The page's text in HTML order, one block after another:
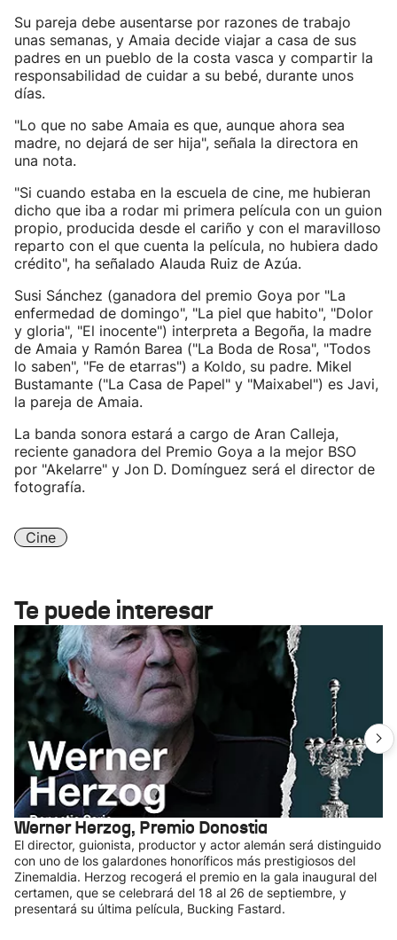
Su pareja debe ausentarse por razones de trabajo
unas semanas, y Amaia decide viajar a casa de sus
padres en un pueblo de la costa vasca y compartir la
responsabilidad de cuidar a su bebé, durante unos
días.
"Lo que no sabe Amaia es que, aunque ahora sea
madre, no dejará de ser hija", señala la directora en
una nota.
"Si cuando estaba en la escuela de cine, me hubieran
dicho que iba a rodar mi primera película con un guion
propio, producida desde el cariño y con el maravilloso
reparto con el que cuenta la película, no hubiera dado
crédito", ha señalado Alauda Ruiz de Azúa.
Susi Sánchez (ganadora del premio Goya por "La
enfermedad de domingo", "La piel que habito", "Dolor
y gloria", "El inocente") interpreta a Begoña, la madre
de Amaia y Ramón Barea ("La Boda de Rosa", "Todos
lo saben", "Fe de etarras") a Koldo, su padre. Mikel
Bustamante ("La Casa de Papel" y "Maixabel") es Javi,
la pareja de Amaia.
La banda sonora estará a cargo de Aran Calleja,
reciente ganadora del Premio Goya a la mejor BSO
por "Akelarre" y Jon D. Domínguez será el director de
fotografía.
Cine
Te puede interesar
Werner Herzog, Premio Donostia
El director, guionista, productor y actor alemán será distinguido
con uno de los galardones honoríficos más prestigiosos del
Zinemaldia. Herzog recogerá el premio en la gala inaugural del
certamen, que se celebrará del 18 al 26 de septiembre, y
presentará su última película, Bucking Fastard.